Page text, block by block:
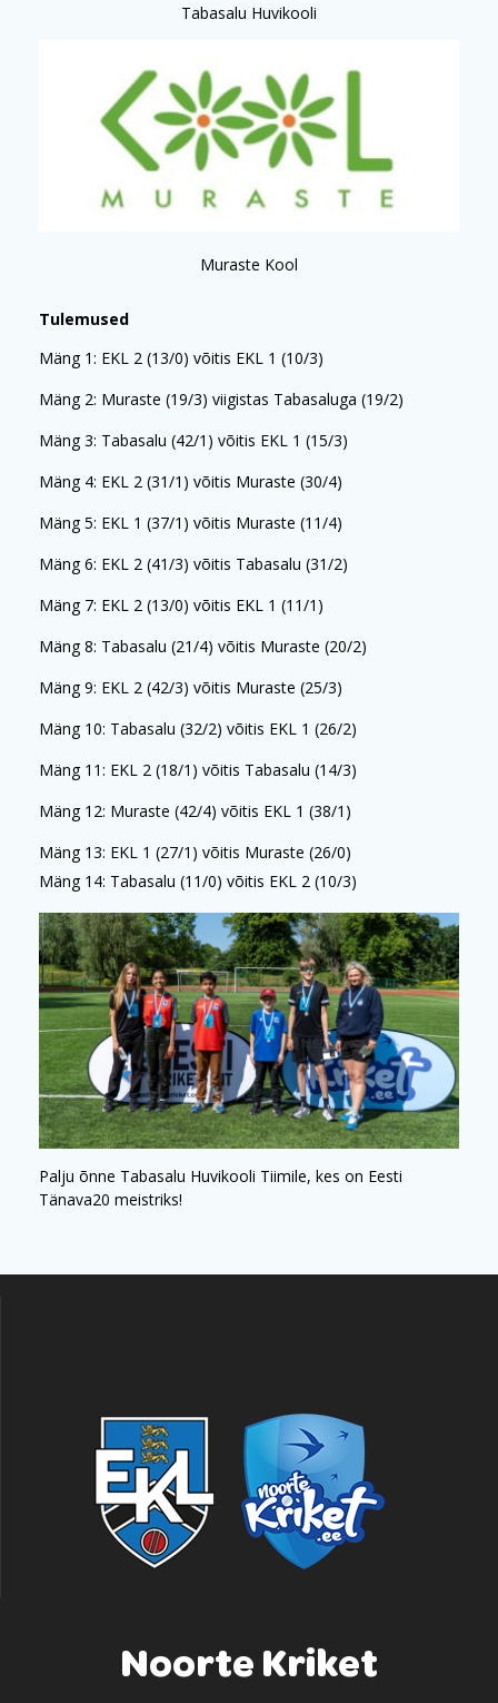
Tabasalu Huvikooli
Muraste Kool
Tulemused
Mäng 1: EKL 2 (13/0) võitis EKL 1 (10/3)
Mäng 2: Muraste (19/3) viigistas Tabasaluga (19/2)
Mäng 3: Tabasalu (42/1) võitis EKL 1 (15/3)
Mäng 4: EKL 2 (31/1) võitis Muraste (30/4)
Mäng 5: EKL 1 (37/1) võitis Muraste (11/4)
Mäng 6: EKL 2 (41/3) võitis Tabasalu (31/2)
Mäng 7: EKL 2 (13/0) võitis EKL 1 (11/1)
Mäng 8: Tabasalu (21/4) võitis Muraste (20/2)
Mäng 9: EKL 2 (42/3) võitis Muraste (25/3)
Mäng 10: Tabasalu (32/2) võitis EKL 1 (26/2)
Mäng 11: EKL 2 (18/1) võitis Tabasalu (14/3)
Mäng 12: Muraste (42/4) võitis EKL 1 (38/1)
Mäng 13: EKL 1 (27/1) võitis Muraste (26/0)
Mäng 14: Tabasalu (11/0) võitis EKL 2 (10/3)
Palju õnne Tabasalu Huvikooli Tiimile, kes on Eesti
Tänava20 meistriks!
Noorte Kriket